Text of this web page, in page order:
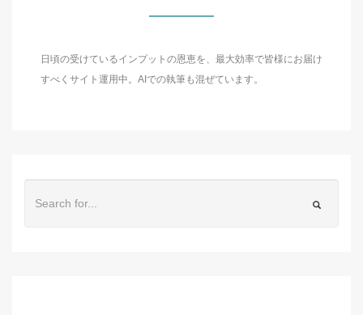
日頃の受けているインプットの恩恵を、最大効率で皆様にお届け
すべくサイト運用中。AIでの執筆も混ぜています。